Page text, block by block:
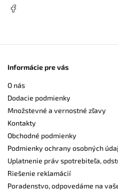
Informácie pre vás
O nás
Dodacie podmienky
Množstevné a vernostné zľavy
Kontakty
Obchodné podmienky
Podmienky ochrany osobných
Uplatnenie práv spotrebiteľa,
Riešenie reklamácií
Poradenstvo, odpovedáme na